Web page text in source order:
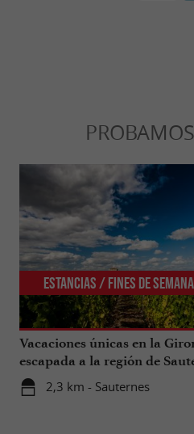
PROBAMOS
Vacaciones únicas en la
escapada a la región de
sur de la Gironda
2,3 km - Sauternes
Estancias / Fines de Semana